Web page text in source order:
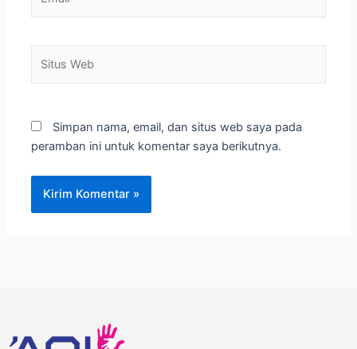
Simpan nama, email, dan situs web saya pada
peramban ini untuk komentar saya berikutnya.